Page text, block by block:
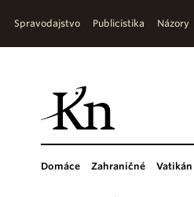
Spravodajstvo Publicistika Názory
Domáce Zahraničné Vatikán